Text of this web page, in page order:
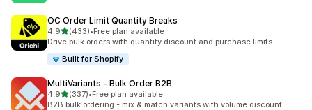
OC Order Limit Quantity Breaks
4,95 yıldız üzerinden
(433)
toplam 433 değerlendirme
•Free plan available
Drive bulk orders with quantity discount and purchase limits
Built for Shopify
MultiVariants ‑ Bulk Order B2B
4,95 yıldız üzerinden
(337)
toplam 337 değerlendirme
•Free plan available
B2B bulk ordering - mix & match variants with volume discount